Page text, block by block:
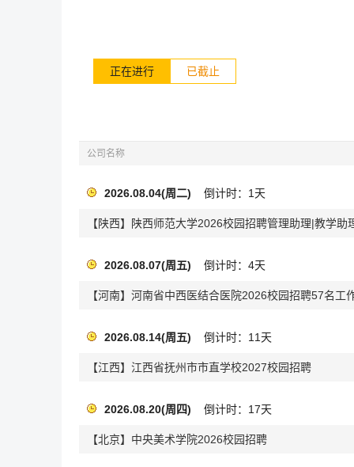
正在进行 已截止
公司名称
2026.08.04(周二) 倒计时：1天
【陕西】陕西师范大学2026校园招聘管理助理|教学助
2026.08.07(周五) 倒计时：4天
【河南】河南省中西医结合医院2026校园招聘57名工
2026.08.14(周五) 倒计时：11天
【江西】江西省抚州市市直学校2027校园招聘
2026.08.20(周四) 倒计时：17天
【北京】中央美术学院2026校园招聘